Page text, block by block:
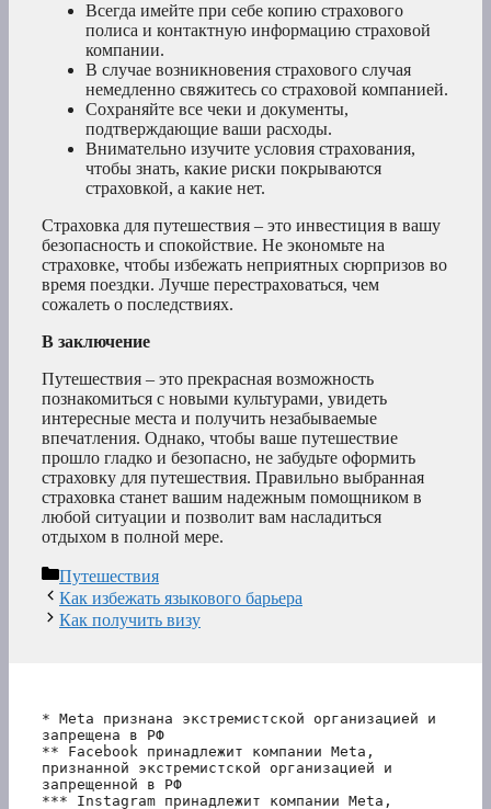
Всегда имейте при себе копию страхового
полиса и контактную информацию страховой
компании.
В случае возникновения страхового случая
немедленно свяжитесь со страховой компанией.
Сохраняйте все чеки и документы,
подтверждающие ваши расходы.
Внимательно изучите условия страхования,
чтобы знать, какие риски покрываются
страховкой, а какие нет.
Страховка для путешествия – это инвестиция в вашу
безопасность и спокойствие. Не экономьте на
страховке, чтобы избежать неприятных сюрпризов во
время поездки. Лучше перестраховаться, чем
сожалеть о последствиях.
В заключение
Путешествия – это прекрасная возможность
познакомиться с новыми культурами, увидеть
интересные места и получить незабываемые
впечатления. Однако, чтобы ваше путешествие
прошло гладко и безопасно, не забудьте оформить
страховку для путешествия. Правильно выбранная
страховка станет вашим надежным помощником в
любой ситуации и позволит вам насладиться
отдыхом в полной мере.
Рубрики
Путешествия
Как избежать языкового барьера
Как получить визу
* Meta признана экстремистской организацией и
запрещена в РФ
** Facebook принадлежит компании Meta,
признанной экстремистской организацией и
запрещенной в РФ
*** Instagram принадлежит компании Meta,